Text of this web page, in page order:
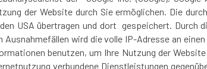
der Website durch Sie ermöglichen. Die
USA übertragen und dort gespeichert.
wird die volle IP-Adresse an
benutzen, um Ihre Nutzung der
verbundene Dienstleistungen